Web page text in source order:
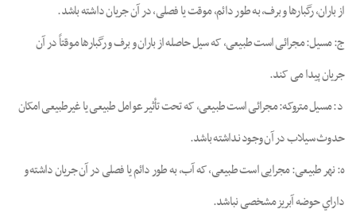
از ﺑﺎران، رﮔﺒﺎرﻫﺎ و ﺑﺮف، ﺑﻪ ﻃﻮر داﺋﻢ، ﻣﻮﻗﺖ ﯾﺎ ﻓﺼﻠﯽ، در آن ﺟﺮﯾﺎن داﺷﺘﻪ ﺑﺎﺷﺪ.
ج: ﻣﺴﯿﻞ: ﻣﺠﺮاﺋﯽ اﺳﺖ ﻃﺒﯿﻌﯽ، ﮐﻪ ﺳﯿﻞ ﺣﺎﺻﻠﻪ از ﺑﺎران و ﺑﺮف و رﮔﺒﺎرﻫﺎ ﻣﻮﻗﺘﺎً در آن
ﺟﺮﯾﺎن ﭘﯿﺪا ﻣﯽ ﮐﻨﺪ.
د: ﻣﺴﯿﻞ ﻣﺘﺮوﮐﻪ: ﻣﺠﺮاﺋﯽ اﺳﺖ ﻃﺒﯿﻌﯽ، ﮐﻪ ﺗﺤﺖ ﺗﺄﺛﯿﺮ ﻋﻮاﻣﻞ ﻃﺒﯿﻌﯽ ﯾﺎ ﻏﯿﺮﻃﺒﯿﻌﯽ اﻣﮑﺎن
ﺣﺪوث ﺳﯿﻼب در آن وﺟﻮد ﻧﺪاﺷﺘﻪ ﺑﺎﺷﺪ.
ه: نهر ﻃﺒﯿﻌﯽ: ﻣﺠﺮاﯾﯽ اﺳﺖ ﻃﺒﯿﻌﯽ، ﮐﻪ آب، ﺑﻪ ﻃﻮر داﺋﻢ ﯾﺎ ﻓﺼﻠﯽ در آن ﺟﺮﯾﺎن داﺷﺘﻪ و
داراي ﺣﻮﺿﻪ آﺑﺮﯾﺰ ﻣﺸﺨﺼﯽ ﻧﺒﺎﺷﺪ.